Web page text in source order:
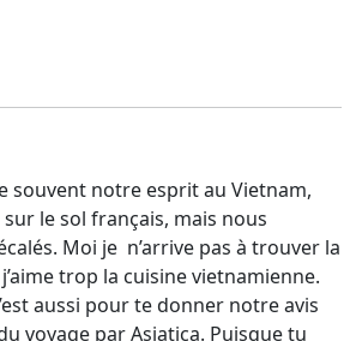
souvent notre esprit au Vietnam,
le sol français, mais nous
Moi je n’arrive pas à trouver la
trop la cuisine vietnamienne.
aussi pour te donner notre avis
voyage par Asiatica. Puisque tu